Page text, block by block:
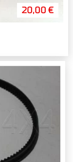
20,00 €